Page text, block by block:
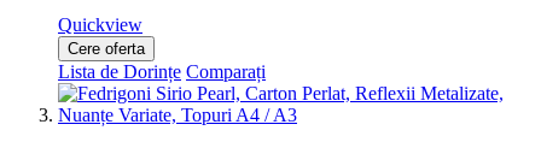
Quickview
Cere oferta
Lista de Dorințe Comparați